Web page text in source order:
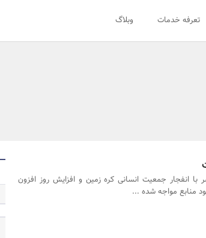
تعرفه خدمات وبلاگ
با انفجار جمعیت انسانی کره زمین و افزایش روز افزون
منابع مواجه شده ...